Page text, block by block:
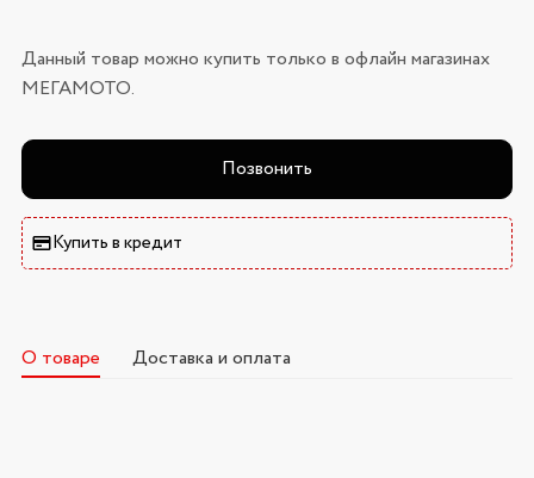
Данный товар можно купить только в офлайн магазинах
МЕГАМОТО.
Позвонить
Купить в кредит
О товаре Доставка и оплата